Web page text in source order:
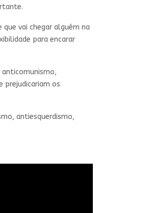
que vai chegar alguém na
para encarar
anticomunismo,
prejudicariam os
antiesquerdismo,